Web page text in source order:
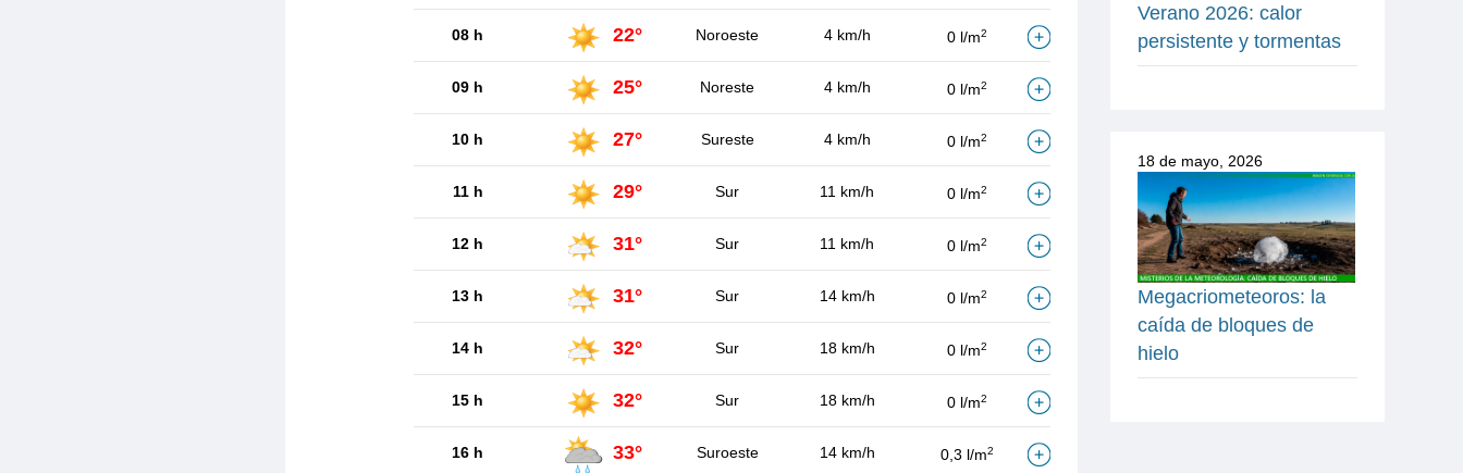
08 h 22° Noroeste 4 km/h 0 l/m2
09 h 25° Noreste 4 km/h 0 l/m2
10 h 27° Sureste 4 km/h 0 l/m2
11 h 29° Sur 11 km/h 0 l/m2
12 h 31° Sur 11 km/h 0 l/m2
13 h 31° Sur 14 km/h 0 l/m2
14 h 32° Sur 18 km/h 0 l/m2
15 h 32° Sur 18 km/h 0 l/m2
16 h 33° Suroeste 14 km/h 0,3 l/m2
Verano 2026: calor
persistente y tormentas
18 de mayo, 2026
Megacriometeoros: la
caída de bloques de
hielo